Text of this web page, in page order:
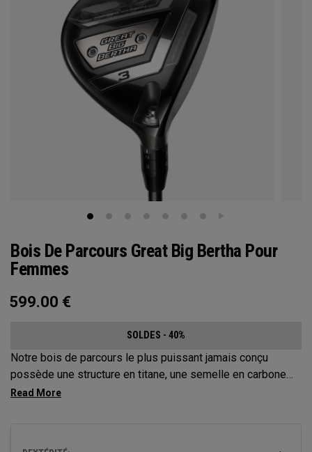
Bois De Parcours Great Big Bertha Pour
Femmes
599.00 €
SOLDES - 40%
Notre bois de parcours le plus puissant jamais conçu
possède une structure en titane, une semelle en carbone
forgé et des poids multi-matériaux, afin d'augmenter les